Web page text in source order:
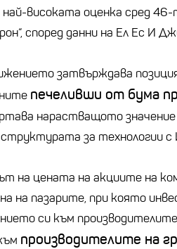
най-високата оценка сред
според данни на Ел Ес И
затвърждава
печеливши от бума
нарастващото
за технологии с
на цената на акциите на
на пазарите, при която
си към
производителите на